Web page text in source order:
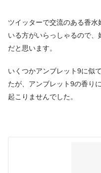
ツイッターで交流のある香
いる方がいらっしゃるので
だと思います。
いくつかアンブレット9に似
たが、アンブレット9の香り
起こりませんでした。